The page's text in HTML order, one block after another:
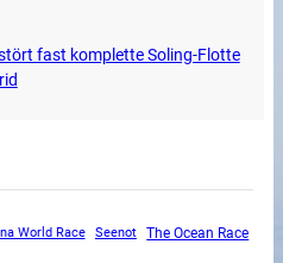
fast komplette Soling-Flotte
World Race Seenot The Ocean Race